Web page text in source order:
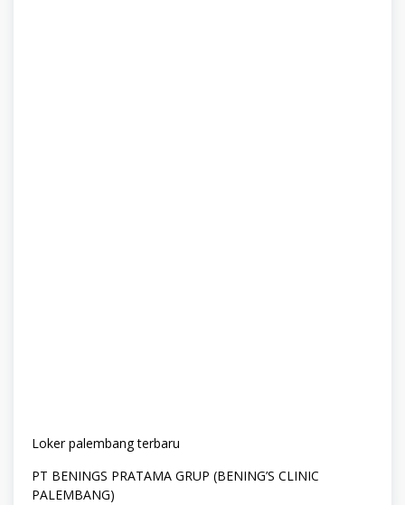
Loker palembang terbaru
PT BENINGS PRATAMA GRUP (BENING’S CLINIC
PALEMBANG)